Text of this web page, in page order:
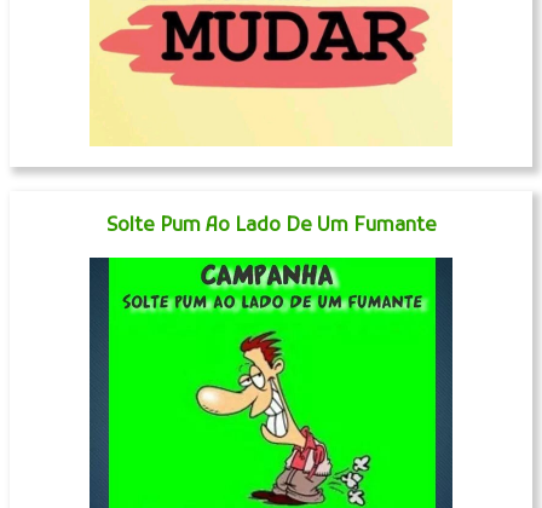
Solte Pum Ao Lado De Um Fumante